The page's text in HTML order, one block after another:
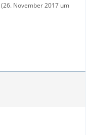
(26. November 2017 um